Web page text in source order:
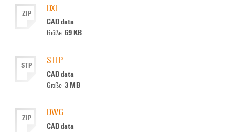
ZIP DXF
CAD data
Größe 69 KB
STP STEP
CAD data
Größe 3 MB
ZIP DWG
CAD data